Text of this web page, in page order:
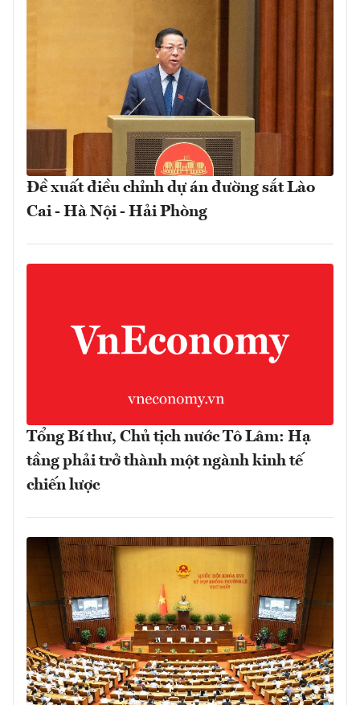
Đề xuất điều chỉnh dự án đường sắt Lào
Cai - Hà Nội - Hải Phòng
Tổng Bí thư, Chủ tịch nước Tô Lâm: Hạ
tầng phải trở thành một ngành kinh tế
chiến lược